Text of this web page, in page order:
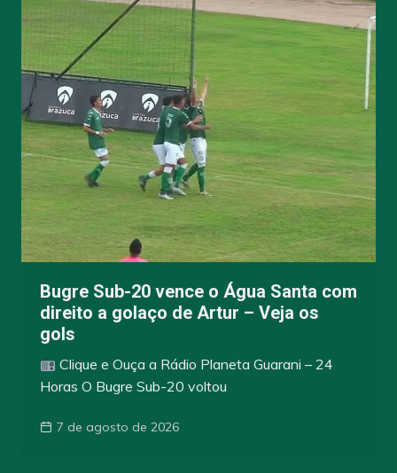
Bugre Sub-20 vence o Água Santa com
direito a golaço de Artur – Veja os
gols
Clique e Ouça a Rádio Planeta Guarani – 24
Horas O Bugre Sub-20 voltou
7 de agosto de 2026